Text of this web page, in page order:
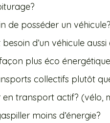
de posséder un véhicule?
d’un véhicule
plus éco
collectifs plutôt
en transport actif? (vélo,
moins d’énergie?